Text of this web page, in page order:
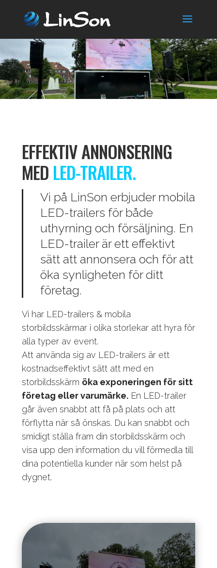
EFFEKTIV ANNONSERING
MED LED-TRAILER.
Vi på LinSon erbjuder mobila
LED-trailers för både
uthyrning och försäljning. En
LED-trailer är ett effektivt
sätt att annonsera och för att
öka synligheten för ditt
företag.
Vi har LED-trailers & mobila
storbildsskärmar i olika storlekar att hyra för
alla typer av event.
Att använda sig av LED-trailers är ett
kostnadseffektivt sätt att med en
storbildsskärm öka exponeringen för sitt
företag eller varumärke.En LED-trailer
går även snabbt att få på plats och att
förflytta när så önskas. Du kan snabbt och
smidigt ställa fram din storbildsskärm och
visa upp den information du vill förmedla till
dina potentiella kunder när som helst på
dygnet.